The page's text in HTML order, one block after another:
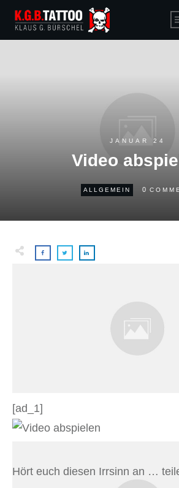
JANUAR 24
Video
ALLGEMEIN 0
[ad_1]
Hört euch diesen Irrsinn an …